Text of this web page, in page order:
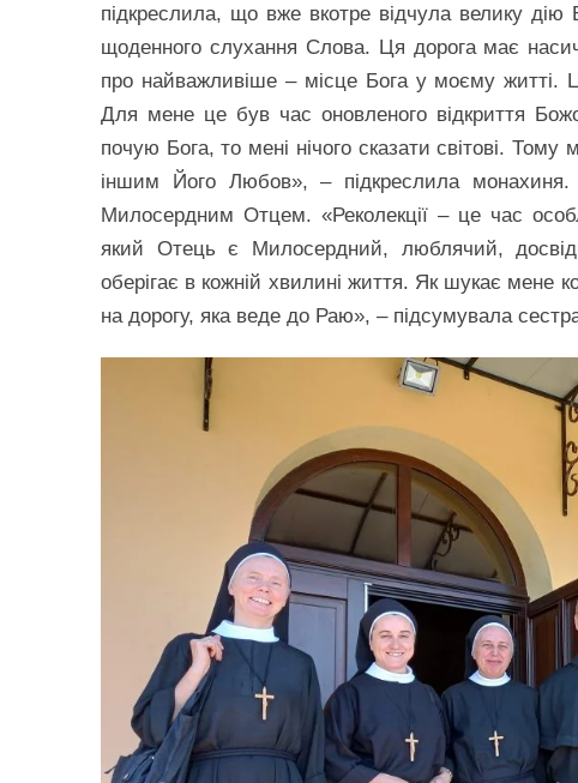
підкреслила, що вже вкотре відчула велику
щоденного слухання Слова. Ця дорога має
про найважливіше – місце Бога у моєму житті.
Для мене це був час оновленого відкриття
почую Бога, то мені нічого сказати світові.
іншим Його Любов», – підкреслила
Милосердним Отцем. «Реколекції – це час
який Отець є Милосердний, люблячий,
оберігає в кожній хвилині життя. Як шукає мене
на дорогу, яка веде до Раю», – підсумувала